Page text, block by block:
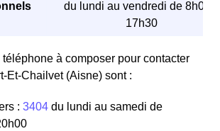
du lundi au vendredi de 8h00 à
17h30
téléphone à composer pour contacter
Et-Chailvet (Aisne) sont :
: 3404 du lundi au samedi de